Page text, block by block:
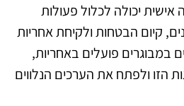
יכולה לכלול פעולות
קיום הבטחות ולקיחת אחריות
במבוגרים פועלים באחריות,
הזו ולפתח את הערכים הנלווים